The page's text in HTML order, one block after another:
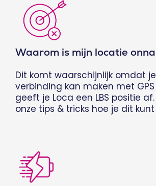
Waarom is mijn locatie
Dit komt waarschijnlijk omdat
verbinding kan maken met
geeft je Loca een LBS positie af.
onze tips & tricks hoe je dit